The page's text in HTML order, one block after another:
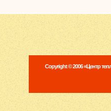
Copyright © 2006 «Центр